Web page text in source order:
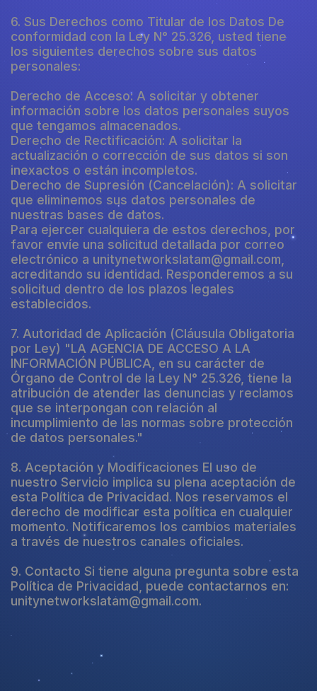
6. Sus Derechos como Titular de los Datos De
conformidad con la Ley N° 25.326, usted tiene
los siguientes derechos sobre sus datos
personales:
Derecho de Acceso: A solicitar y obtener
información sobre los datos personales suyos
que tengamos almacenados.
Derecho de Rectificación: A solicitar la
actualización o corrección de sus datos si son
inexactos o están incompletos.
Derecho de Supresión (Cancelación): A solicitar
que eliminemos sus datos personales de
nuestras bases de datos.
Para ejercer cualquiera de estos derechos, por
favor envíe una solicitud detallada por correo
electrónico a unitynetworkslatam@gmail.com,
acreditando su identidad. Responderemos a su
solicitud dentro de los plazos legales
establecidos.
7. Autoridad de Aplicación (Cláusula Obligatoria
por Ley) "LA AGENCIA DE ACCESO A LA
INFORMACIÓN PÚBLICA, en su carácter de
Órgano de Control de la Ley N° 25.326, tiene la
atribución de atender las denuncias y reclamos
que se interpongan con relación al
incumplimiento de las normas sobre protección
de datos personales."
8. Aceptación y Modificaciones El uso de
nuestro Servicio implica su plena aceptación de
esta Política de Privacidad. Nos reservamos el
derecho de modificar esta política en cualquier
momento. Notificaremos los cambios materiales
a través de nuestros canales oficiales.
9. Contacto Si tiene alguna pregunta sobre esta
Política de Privacidad, puede contactarnos en:
unitynetworkslatam@gmail.com.